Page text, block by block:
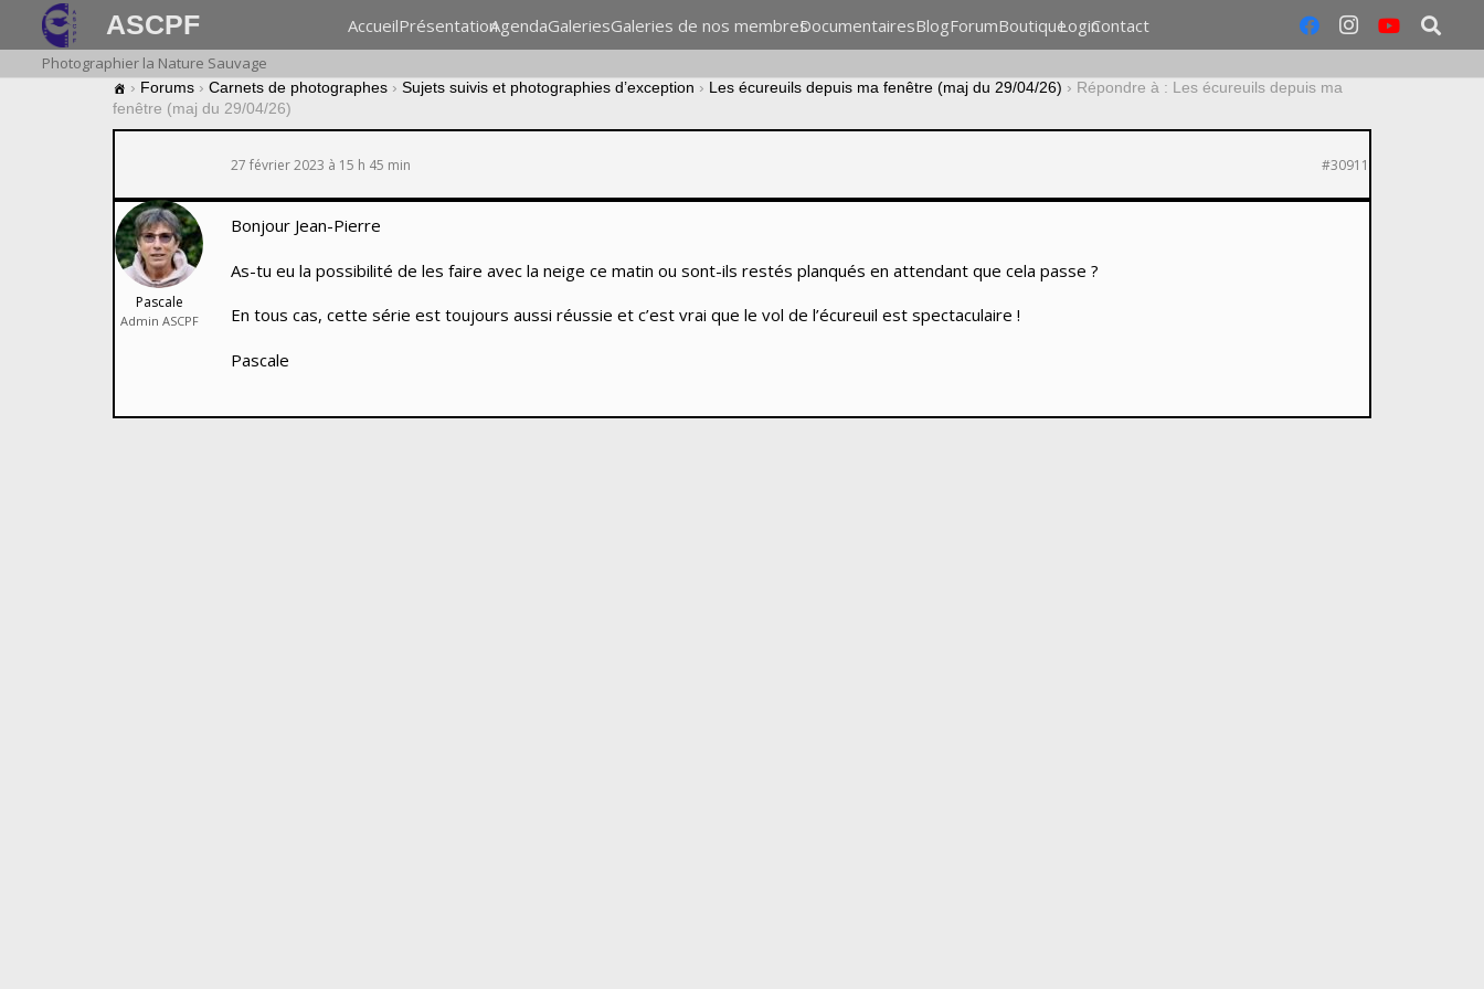
ASCPF AccueilPrésentationAgendaGaleriesGaleries de nos membresDocumentairesBlogForumBoutiqueLoginContact
Photographier la Nature Sauvage
› Forums › Carnets de photographes › Sujets suivis et photographies d’exception › Les écureuils depuis ma fenêtre (maj du 29/04/26) › Répondre à : Les écureuils depuis ma
fenêtre (maj du 29/04/26)
27 février 2023 à 15 h 45 min #30911
Pascale
Admin ASCPF
Bonjour Jean-Pierre
As-tu eu la possibilité de les faire avec la neige ce matin ou sont-ils restés planqués en attendant que cela passe ?
En tous cas, cette série est toujours aussi réussie et c’est vrai que le vol de l’écureuil est spectaculaire !
Pascale